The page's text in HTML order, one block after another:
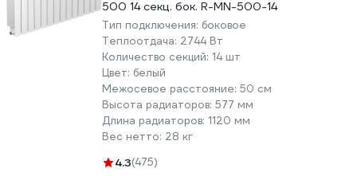
500 14 секц. бок. R-MN-500-14
Тип подключения: боковое
Теплоотдача: 2744 Вт
Количество секций: 14 шт
Цвет: белый
Межосевое расстояние: 50 см
Высота радиаторов: 577 мм
Длина радиаторов: 1120 мм
Вес нетто: 28 кг
4.3(475)